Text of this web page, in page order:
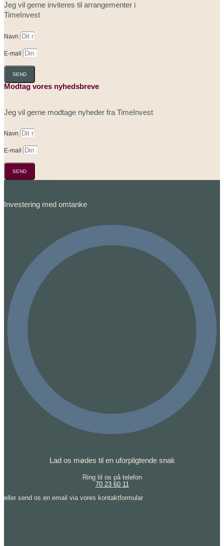
Jeg vil gerne inviteres til arrangementer i
TimeInvest
Navn
E-mail
SEND
Modtag vores nyhedsbreve
Jeg vil gerne modtage nyheder fra TimeInvest
Navn
E-mail
SEND
Investering med omtanke
Lad os mødes til en uforpligtende snak
Ring til os på telefon
70 23 60 11
eller send os en email via vores kontaktformular